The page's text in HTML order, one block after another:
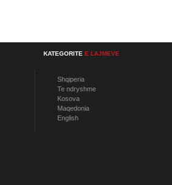
KATEGORITE E LAJMEVE
Shqiperia
Te ndryshme
Kosova
Maqedonia
English